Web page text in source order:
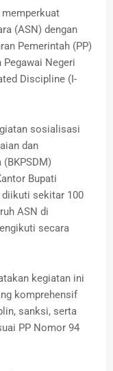
memperkuat
(ASN) dengan
Pemerintah (PP)
Negeri
Discipline (I-
sosialisasi
dan
Bupati
diikuti sekitar 100
ASN di
secara
kegiatan ini
komprehensif
sanksi, serta
PP Nomor 94